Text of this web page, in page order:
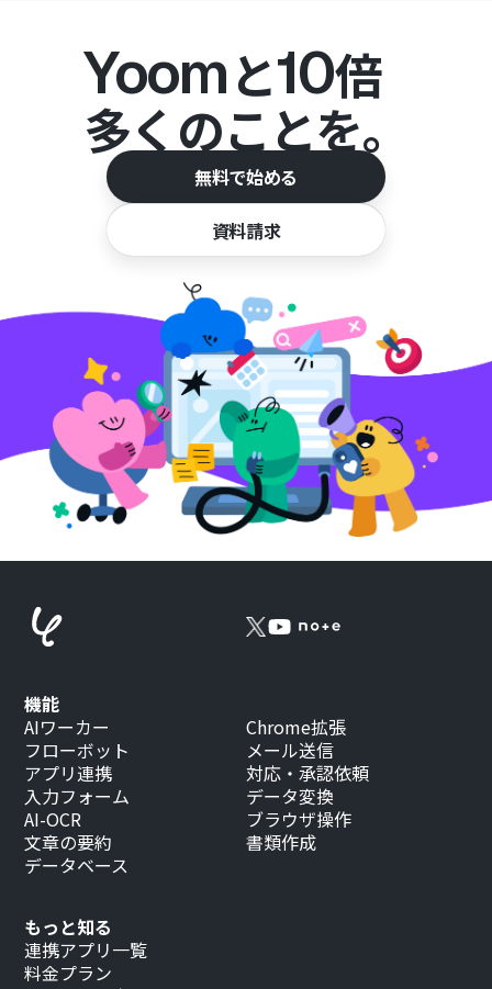
Yoomと10倍
多くのことを。
無料で始める
資料請求
もっと知る
連携アプリ一覧
料金プラン
機能
AIワーカー
フローボット
アプリ連携
入力フォーム
AI-OCR
文章の要約
データベース
Chrome拡張
メール送信
対応・承認依頼
データ変換
ブラウザ操作
書類作成